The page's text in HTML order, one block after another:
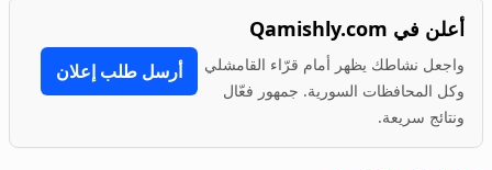
أعلن في Qamishly.com
واجعل نشاطك يظهر أمام قرّاء القامشلي
وكل المحافظات السورية. جمهور فعّال
ونتائج سريعة.
أرسل طلب إعلان